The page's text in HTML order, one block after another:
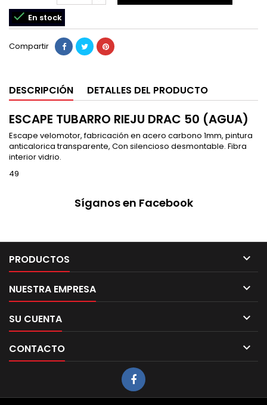
 En stock
Compartir
DESCRIPCIÓN DETALLES DEL PRODUCTO
ESCAPE TUBARRO RIEJU DRAC 50 (AGUA)
Escape velomotor, fabricación en acero carbono 1mm, pintura
anticalorica transparente, Con silencioso desmontable. Fibra
interior vidrio.
49
Síganos en Facebook
PRODUCTOS 
NUESTRA EMPRESA 
SU CUENTA 
CONTACTO 